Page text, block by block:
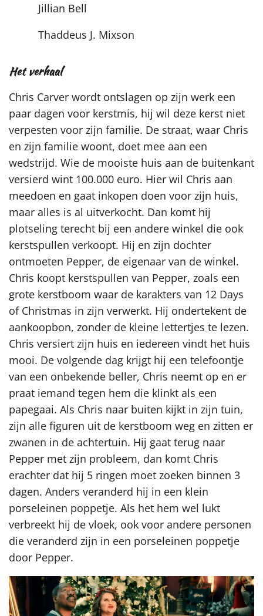
Jillian Bell
Thaddeus J. Mixson
Het verhaal
Chris Carver wordt ontslagen op zijn werk een
paar dagen voor kerstmis, hij wil deze kerst niet
verpesten voor zijn familie. De straat, waar Chris
en zijn familie woont, doet mee aan een
wedstrijd. Wie de mooiste huis aan de buitenkant
versierd wint 100.000 euro. Hier wil Chris aan
meedoen en gaat inkopen doen voor zijn huis,
maar alles is al uitverkocht. Dan komt hij
plotseling terecht bij een andere winkel die ook
kerstspullen verkoopt. Hij en zijn dochter
ontmoeten Pepper, de eigenaar van de winkel.
Chris koopt kerstspullen van Pepper, zoals een
grote kerstboom waar de karakters van 12 Days
of Christmas in zijn verwerkt. Hij ondertekent de
aankoopbon, zonder de kleine lettertjes te lezen.
Chris versiert zijn huis en iedereen vindt het huis
mooi. De volgende dag krijgt hij een telefoontje
van een onbekende beller, Chris neemt op en er
praat iemand tegen hem die klinkt als een
papegaai. Als Chris naar buiten kijkt in zijn tuin,
zijn alle figuren uit de kerstboom weg en zitten er
zwanen in de achtertuin. Hij gaat terug naar
Pepper met zijn probleem, dan komt Chris
erachter dat hij 5 ringen moet zoeken binnen 3
dagen. Anders veranderd hij in een klein
porseleinen poppetje. Als het hem wel lukt
verbreekt hij de vloek, ook voor andere personen
die veranderd zijn in een porseleinen poppetje
door Pepper.